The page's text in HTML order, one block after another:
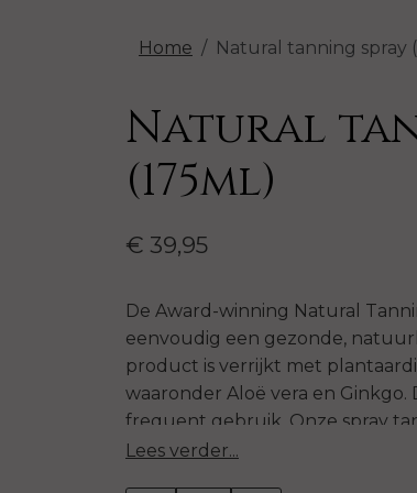
Home Natural tanning spray
Natural
(175ml)
€ 39,95
De Award-winning Natural
eenvoudig een gezonde,
product is verrijkt met
waaronder Aloë vera en Ginkgo.
frequent gebruik. Onze spray
door diverse invloedrijke
Lees verder...